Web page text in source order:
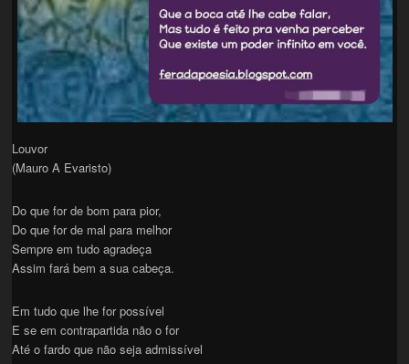
Louvor
(Mauro A Evaristo)
Do que for de bom para pior,
Do que for de mal para melhor
Sempre em tudo agradeça
Assim fará bem a sua cabeça.
Em tudo que lhe for possível
E se em contrapartida não o for
Até o fardo que não seja admissível